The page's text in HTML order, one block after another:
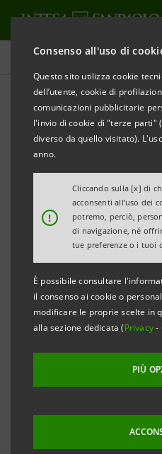
Consenso all'uso di
Questo sito utilizza cookie
dell’utente, cookie di
comunicazioni pubblicitarie
l'invio di cookie di "terze parti"
diverso da quello visitato).
anno.
!
Cliccando sulla [x] di
acconsenti all’uso dei
potremo, perciò,
di navigazione, né
tue preferenze o i tuoi
È possibile consultare
il consenso ai cookie o
modificare le proprie scelte in
alla sezione dedicata (Privacy-
PIÙ
Comunicati stampa
STAMPA AGGIORNA
NOTA
ACCORDO
AL VIA L’INIZIATIVA PER
CONTO CORRENTE
Torino, 16 giugno 2017.
un’iniziativa innovativa,
anni d’età, che abbina
un’offerta mobile voce e
Con “Essere giovani
Sanpaolo e TIM
generazioni, alle quali
numerose iniziative.